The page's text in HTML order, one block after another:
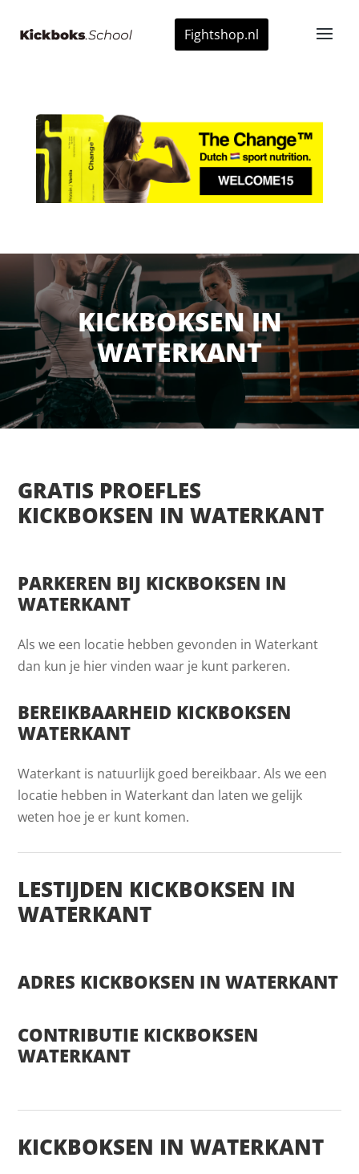
Fightshop.nl
KICKBOKSEN IN
WATERKANT
GRATIS PROEFLES
KICKBOKSEN IN WATERKANT
PARKEREN BIJ KICKBOKSEN IN
WATERKANT
Als we een locatie hebben gevonden in Waterkant
dan kun je hier vinden waar je kunt parkeren.
BEREIKBAARHEID KICKBOKSEN
WATERKANT
Waterkant is natuurlijk goed bereikbaar. Als we een
locatie hebben in Waterkant dan laten we gelijk
weten hoe je er kunt komen.
LESTIJDEN KICKBOKSEN IN
WATERKANT
ADRES KICKBOKSEN IN WATERKANT
CONTRIBUTIE KICKBOKSEN
WATERKANT
KICKBOKSEN IN WATERKANT